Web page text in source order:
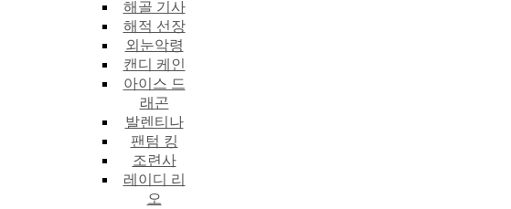
해골 기사
해적 선장
외눈악령
캔디 케인
아이스 드
래곤
발렌티나
팬텀 킹
조련사
레이디 리
오